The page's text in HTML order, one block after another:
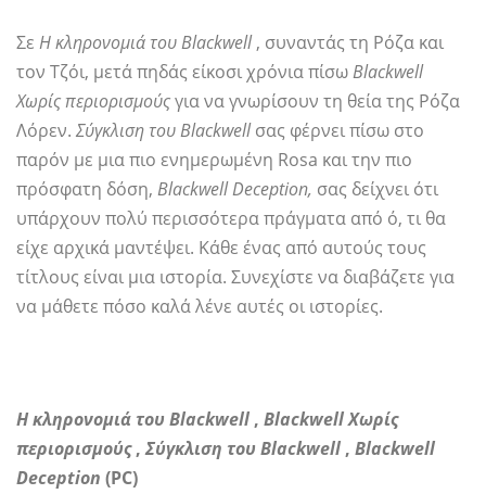
Σε Η κληρονομιά του Blackwell, συναντάς τη Ρόζα και
τον Τζόι, μετά πηδάς είκοσι χρόνια πίσωBlackwell
Χωρίς περιορισμούςγια να γνωρίσουν τη θεία της Ρόζα
Λόρεν. Σύγκλιση του Blackwellσας φέρνει πίσω στο
παρόν με μια πιο ενημερωμένη Rosa και την πιο
πρόσφατη δόση, Blackwell Deception, σας δείχνει ότι
υπάρχουν πολύ περισσότερα πράγματα από ό, τι θα
είχε αρχικά μαντέψει. Κάθε ένας από αυτούς τους
τίτλους είναι μια ιστορία. Συνεχίστε να διαβάζετε για
να μάθετε πόσο καλά λένε αυτές οι ιστορίες.
Η κληρονομιά του Blackwell , Blackwell Χωρίς
περιορισμούς,Σύγκλιση του Blackwell , Blackwell
Deception (PC)